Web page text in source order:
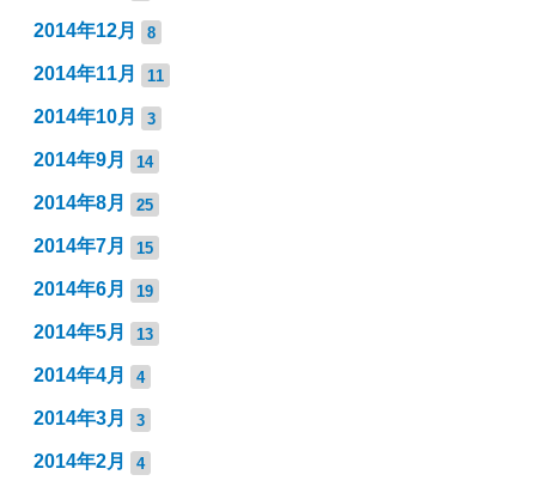
2014年12月 8
2014年11月 11
2014年10月 3
2014年9月 14
2014年8月 25
2014年7月 15
2014年6月 19
2014年5月 13
2014年4月 4
2014年3月 3
2014年2月 4